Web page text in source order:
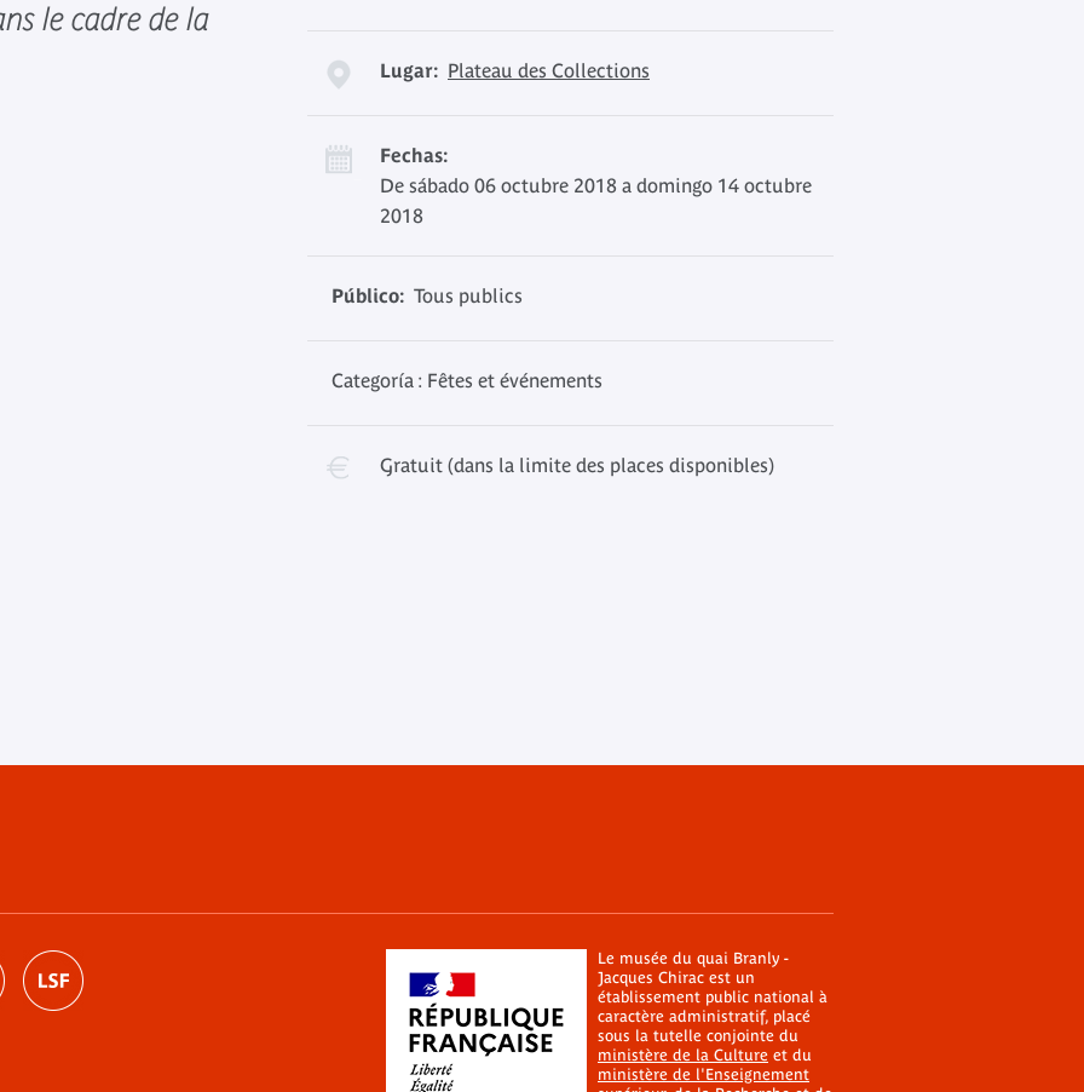
le cadre de la
Lugar: Plateau des Collections
Fechas:
De sábado 06 octubre 2018 a domingo 14 octubre
2018
Público: Tous publics
Categoría : Fêtes et événements
Gratuit (dans la limite des places disponibles)
Le musée du quai Branly -
Jacques Chirac est un
établissement public national à
caractère administratif, placé
sous la tutelle conjointe du
ministère de la Culture et du
ministère de l'Enseignement